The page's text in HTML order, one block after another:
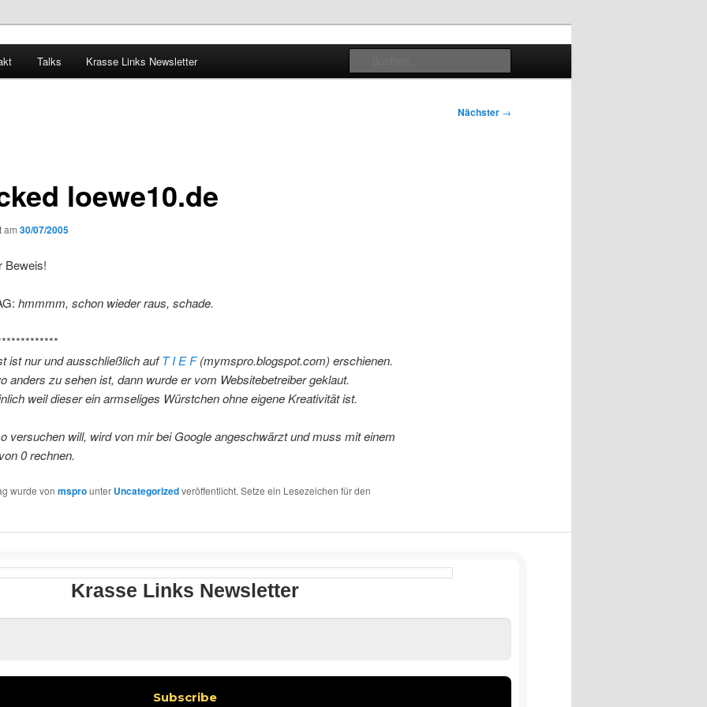
Talks Krasse Links Newsletter
Nächster →
loewe10.de
am 30/07/2005
Beweis!
hmmmm, schon wieder raus, schade.
ist nur und ausschließlich aufT I E F(mymspro.blogspot.com) erschienen.
anders zu sehen ist, dann wurde er vom Websitebetreiber geklaut.
weil dieser ein armseliges Würstchen ohne eigene Kreativität ist.
versuchen will, wird von mir bei Google angeschwärzt und muss mit einem
0 rechnen.
wurde von msprounter Uncategorizedveröffentlicht. Setze ein Lesezeichen für den
Krasse Links Newsletter